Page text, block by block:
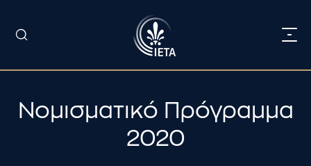
Νομισματικό Πρόγραμμα
2020